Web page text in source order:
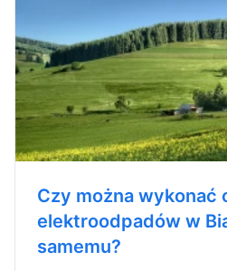
Czy można wykonać
elektroodpadów w
samemu?